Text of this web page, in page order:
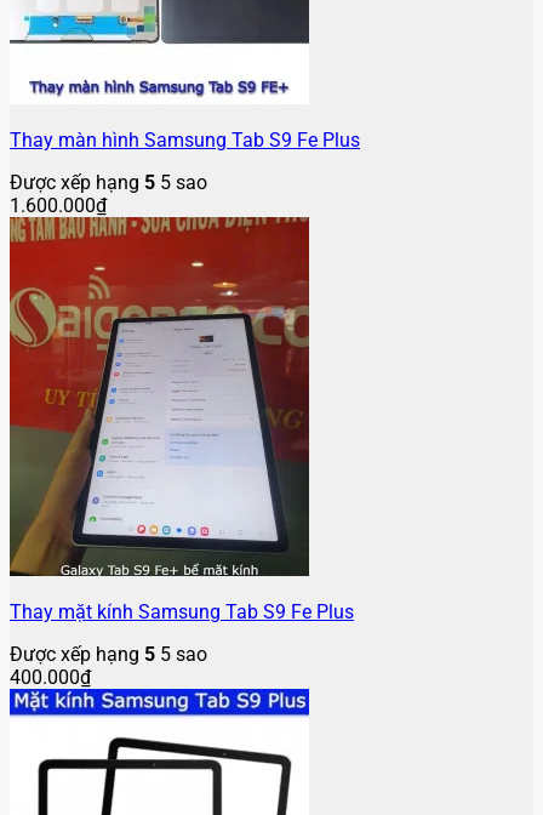
Thay màn hình Samsung Tab S9 Fe Plus
Được xếp hạng 5 5 sao
1.600.000₫
Thay mặt kính Samsung Tab S9 Fe Plus
Được xếp hạng 5 5 sao
400.000₫